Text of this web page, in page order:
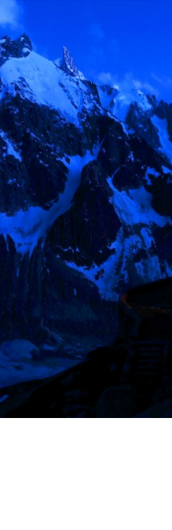
to close